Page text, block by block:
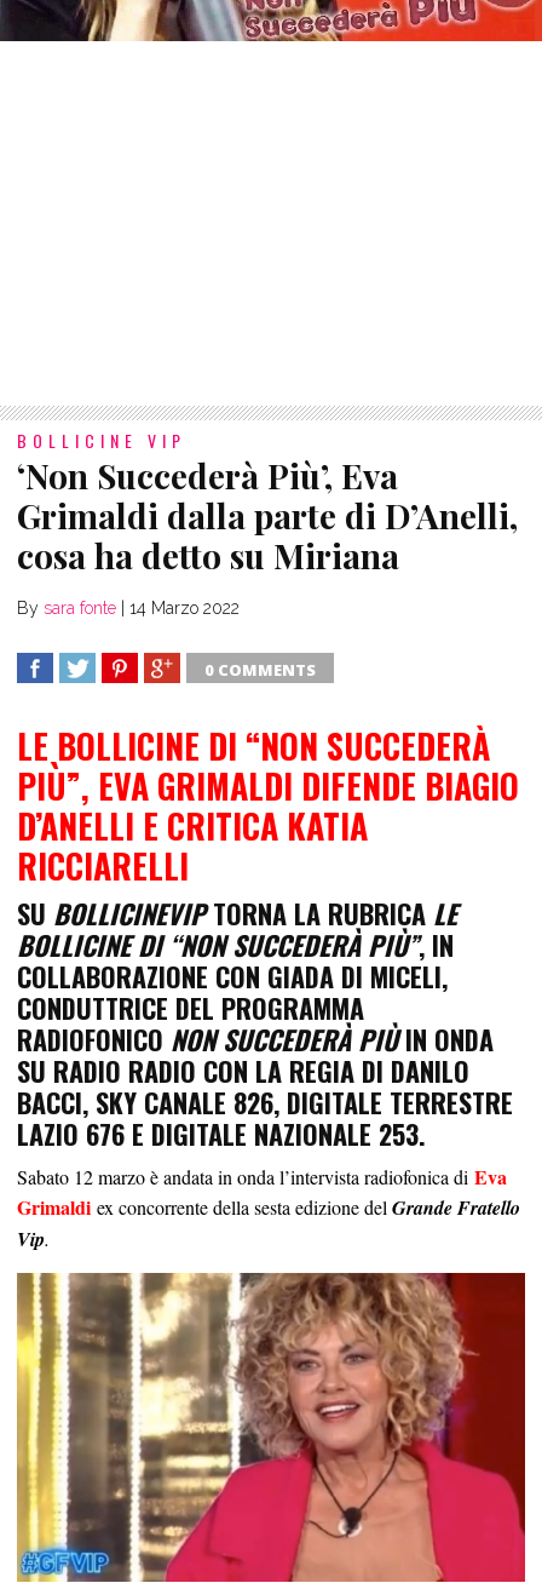
BOLLICINE VIP
‘Non Succederà Più’, Eva
Grimaldi dalla parte di D’Anelli,
cosa ha detto su Miriana
By sara fonte 14 Marzo 2022
0 COMMENTS
LE BOLLICINE DI “NON SUCCEDERÀ
PIÙ”, EVA GRIMALDI DIFENDE BIAGIO
D’ANELLI E CRITICA KATIA
RICCIARELLI
SU BOLLICINEVIPTORNA LA RUBRICA LE
BOLLICINE DI “NON SUCCEDERÀ PIÙ”, IN
COLLABORAZIONE CON GIADA DI MICELI,
CONDUTTRICE DEL PROGRAMMA
RADIOFONICO NON SUCCEDERÀ PIÙIN ONDA
SU RADIO RADIO CON LA REGIA DI DANILO
BACCI, SKY CANALE 826, DIGITALE TERRESTRE
LAZIO 676 E DIGITALE NAZIONALE 253.
Sabato 12 marzo è andata in onda l’intervista radiofonica di Eva
Grimaldi ex concorrente della sesta edizione delGrande Fratello
Vip.